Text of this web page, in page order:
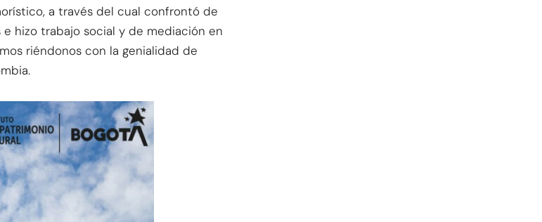
a través del cual confrontó de
hizo trabajo social y de mediación en
riéndonos con la genialidad de